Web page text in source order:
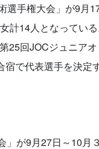
選手権大会」が9月
計14人となってい
25回JOCジュニアオ
で代表選手を決定
」が9月27日～10月